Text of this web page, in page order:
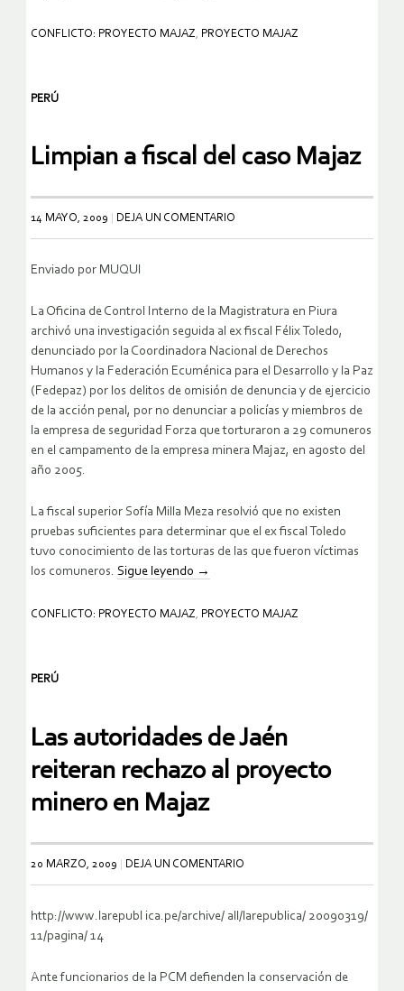
CONFLICTO: PROYECTO MAJAZ, PROYECTO MAJAZ
PERÚ
Limpian a fiscal del caso Majaz
14 MAYO, 2009 DEJA UN COMENTARIO
Enviado por MUQUI
La Oficina de Control Interno de la Magistratura en Piura
archivó una investigación seguida al ex fiscal Félix Toledo,
denunciado por la Coordinadora Nacional de Derechos
Humanos y la Federación Ecuménica para el Desarrollo y la Paz
(Fedepaz) por los delitos de omisión de denuncia y de ejercicio
de la acción penal, por no denunciar a policías y miembros de
la empresa de seguridad Forza que torturaron a 29 comuneros
en el campamento de la empresa minera Majaz, en agosto del
año 2005.
La fiscal superior Sofía Milla Meza resolvió que no existen
pruebas suficientes para determinar que el ex fiscal Toledo
tuvo conocimiento de las torturas de las que fueron víctimas
los comuneros. Sigue leyendo →
CONFLICTO: PROYECTO MAJAZ, PROYECTO MAJAZ
PERÚ
Las autoridades de Jaén
reiteran rechazo al proyecto
minero en Majaz
20 MARZO, 2009 DEJA UN COMENTARIO
http://www.larepubl ica.pe/archive/ all/larepublica/ 20090319/
11/pagina/ 14
Ante funcionarios de la PCM defienden la conservación de